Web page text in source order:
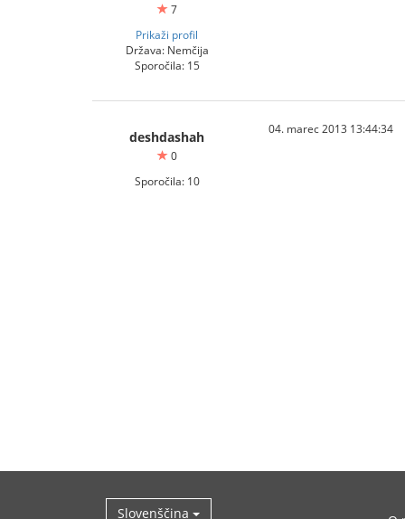
7
Prikaži profil
Država: Nemčija
Sporočila: 15
deshdashah
0
Sporočila: 10
04. marec 2013 13:44:34
Slovenščina